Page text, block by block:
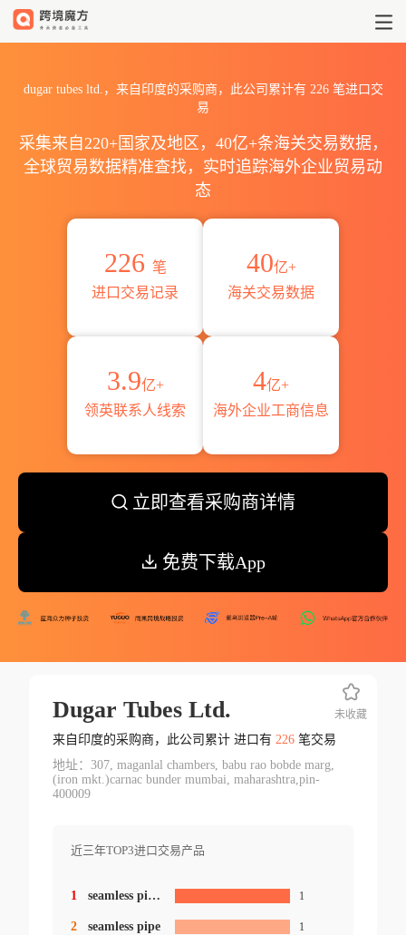
dugar tubes ltd.，来自印度的采购商，此公司累计有 226笔进口交
易
采集来自220+国家及地区，40亿+条海关交易数据，
全球贸易数据精准查找，实时追踪海外企业贸易动
态
226 笔
进口交易记录
40亿+
海关交易数据
3.9亿+
领英联系人线索
4亿+
海外企业工商信息
立即查看采购商详情
免费下载App
Dugar Tubes Ltd.
来自印度的采购商，此公司累计 进口有 226笔交易
地址：307, maganlal chambers, babu rao bobde marg,
(iron mkt.)carnac bunder mumbai, maharashtra,pin-
400009
近三年TOP3进口交易产品
1 seamless pipe astm 1
2 seamless pipe 1
未收藏